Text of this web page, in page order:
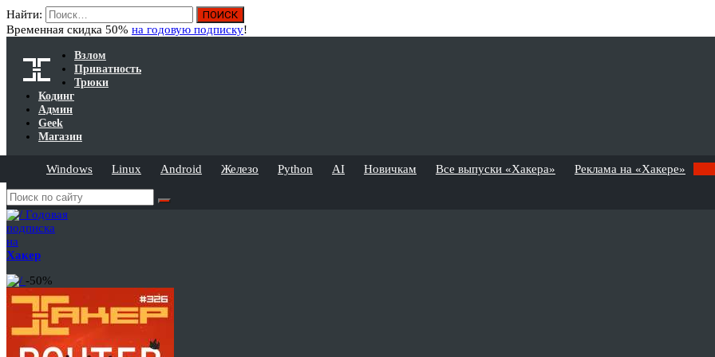
Найти:
Временная скидка 50% на годовую подписку!
Взлом
Приватность
Трюки
Кодинг
Админ
Geek
Магазин
Windows Linux Android Железо Python AI Новичкам Все выпуски «Хакера» Реклама на «Хакере»
Годовая
подписка
на
Хакер
-50%